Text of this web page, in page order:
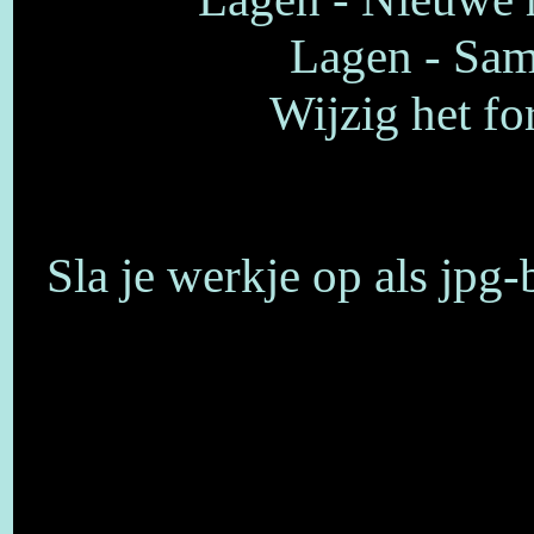
Lagen -
Wijzig het
Sla je werkje op als